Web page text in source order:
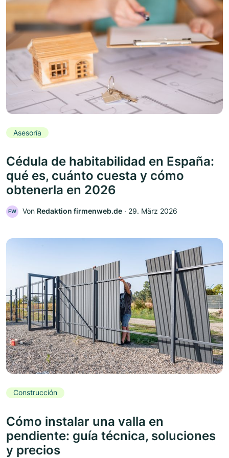
Asesoría
Cédula de habitabilidad en España:
qué es, cuánto cuesta y cómo
obtenerla en 2026
FW Von Redaktion firmenweb.de ‧ 29. März 2026
Construcción
Cómo instalar una valla en
pendiente: guía técnica, soluciones
y precios